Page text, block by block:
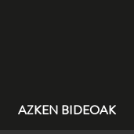
AZKEN BIDEOAK